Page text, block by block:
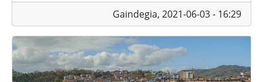
Gaindegia, 2021-06-03 - 16:29